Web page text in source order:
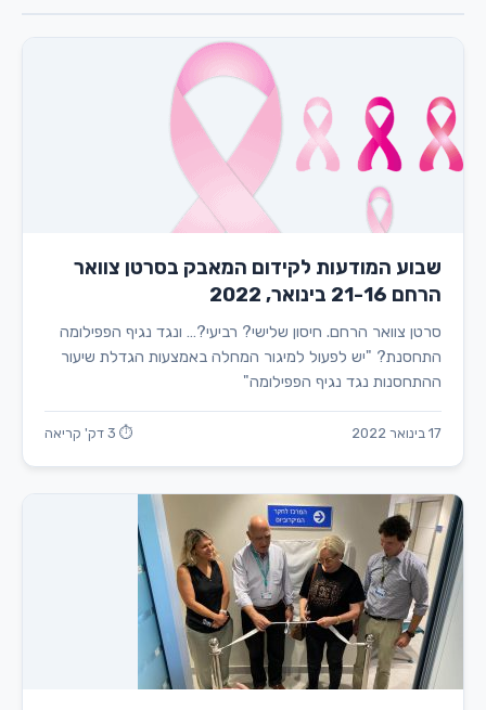
שבוע המודעות לקידום המאבק בסרטן צוואר
הרחם 21-16 בינואר, 2022
סרטן צוואר הרחם. חיסון שלישי? רביעי?… ונגד נגיף הפפילומה
התחסנת? "יש לפעול למיגור המחלה באמצעות הגדלת שיעור
ההתחסנות נגד נגיף הפפילומה"
17 בינואר 2022 ⏱ 3 דק' קריאה